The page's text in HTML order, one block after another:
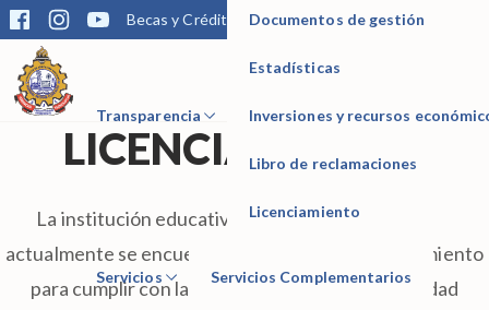
Becas y Créditos Matrícula Trámites Biblioteca
IESTP Manuel Seoane Corrales
Transparencia
Documentos de gestión
Estadísticas
Inversiones y recursos
Libro de reclamaciones
Licenciamiento
Servicios Servicios Complementarios
LICENCIAMIENTO
La institución educativa Manuel Seoane Corrales
actualmente se encuentra en proceso de licenciamiento
para cumplir con las condiciones básicas de calidad